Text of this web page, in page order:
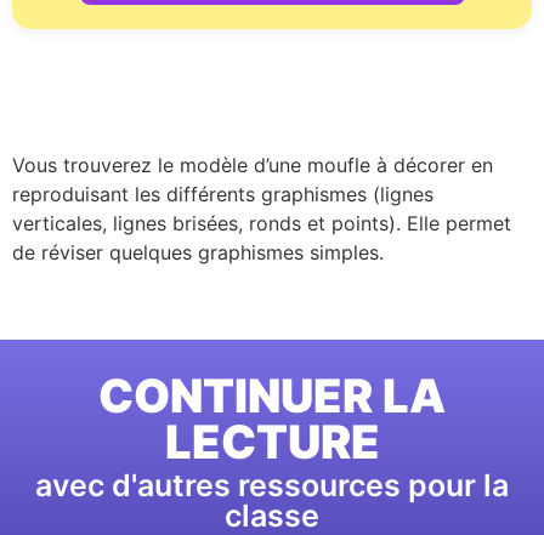
Vous trouverez le modèle d’une moufle à décorer en
reproduisant les différents graphismes (lignes
verticales, lignes brisées, ronds et points). Elle permet
de réviser quelques graphismes simples.
CONTINUER LA
LECTURE
avec d'autres ressources pour la
classe